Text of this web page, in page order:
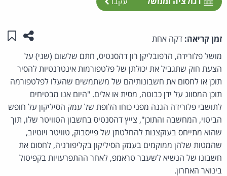
זמן קריאה: דקה אחת שתפו
מושל פלורידה, הרפובליקן רון דהסנטיס, חתם שלשום (שני) על
הצעת חוק שתגביל את יכולתן של פלטפורמות אינטרנטיות להסיר
תוכן או לחסום את חשבונותיהם של משתמשים שהעלו לפלטפורמה
תוכן המסווג על ידן כבוטה, מסית או אלים. "היום אנו מבטיחים
לתושבי פלורידה הגנה מפני כוחו הלופת של עמק הסיליקון על חופש
הביטוי, המחשבה והתוכן", צייץ דהסנטיס בחשבון הטוויטר שלו, תוך
שהוא מתייחס בעוקצנות להחלטתן של פייסבוק, טוויטר ויוטיוב,
שהמטות שלהן ממוקמים בעמק הסיליקון בקליפורניה, לחסום את
חשבונו של הנשיא לשעבר טראמפ, לאחר ההתפרעויות בקפיטול
בינואר האחרון.